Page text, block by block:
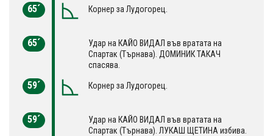
65´ Корнер за Лудогорец.
65´
Удар на КАЙО ВИДАЛ във вратата на
Спартак (Търнава). ДОМИНИК ТАКАЧ
спасява.
59´ Корнер за Лудогорец.
59´
Удар на КАЙО ВИДАЛ във вратата на
Спартак (Търнава). ЛУКАШ ЩЕТИНА избива.